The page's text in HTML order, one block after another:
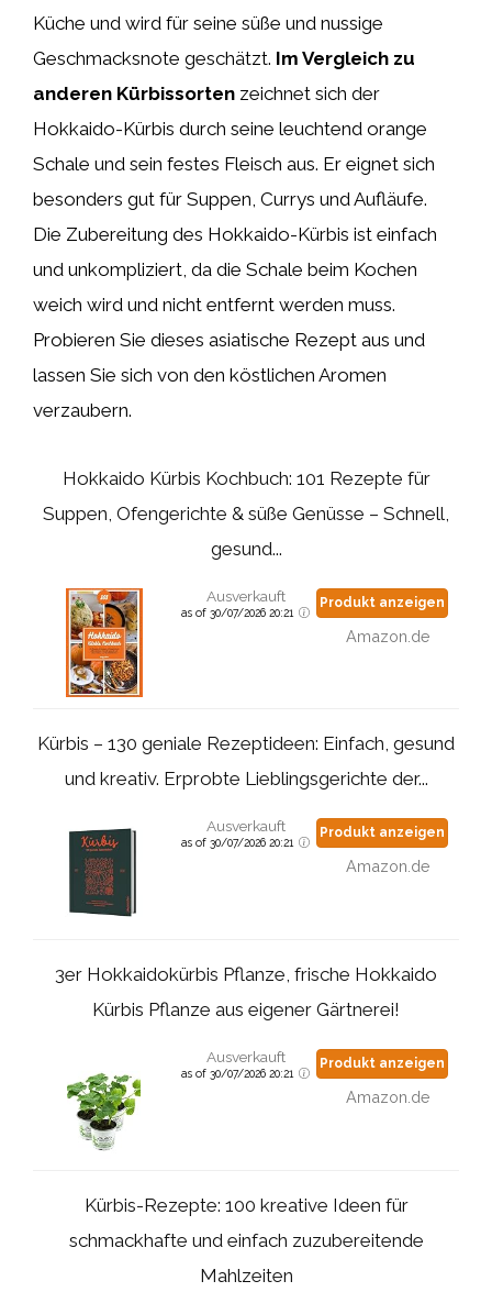
Küche und wird für seine süße und nussige
Geschmacksnote geschätzt. Im Vergleich zu
anderen Kürbissorten zeichnet sich der
Hokkaido-Kürbis durch seine leuchtend orange
Schale und sein festes Fleisch aus. Er eignet sich
besonders gut für Suppen, Currys und Aufläufe.
Die Zubereitung des Hokkaido-Kürbis ist einfach
und unkompliziert, da die Schale beim Kochen
weich wird und nicht entfernt werden muss.
Probieren Sie dieses asiatische Rezept aus und
lassen Sie sich von den köstlichen Aromen
verzaubern.
Hokkaido Kürbis Kochbuch: 101 Rezepte für
Suppen, Ofengerichte & süße Genüsse – Schnell,
gesund...
Ausverkauft
as of 30/07/2026 20:21
Produkt anzeigen
Amazon.de
Kürbis – 130 geniale Rezeptideen: Einfach, gesund
und kreativ. Erprobte Lieblingsgerichte der...
Ausverkauft
as of 30/07/2026 20:21
Produkt anzeigen
Amazon.de
3er Hokkaidokürbis Pflanze, frische Hokkaido
Kürbis Pflanze aus eigener Gärtnerei!
Ausverkauft
as of 30/07/2026 20:21
Produkt anzeigen
Amazon.de
Kürbis-Rezepte: 100 kreative Ideen für
schmackhafte und einfach zuzubereitende
Mahlzeiten